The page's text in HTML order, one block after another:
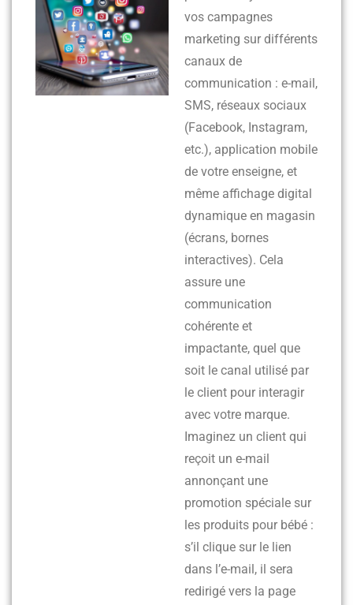
vos campagnes
marketing sur différents
canaux de
communication : e-mail,
SMS, réseaux sociaux
(Facebook, Instagram,
etc.), application mobile
de votre enseigne, et
même affichage digital
dynamique en magasin
(écrans, bornes
interactives). Cela
assure une
communication
cohérente et
impactante, quel que
soit le canal utilisé par
le client pour interagir
avec votre marque.
Imaginez un client qui
reçoit un e-mail
annonçant une
promotion spéciale sur
les produits pour bébé :
s’il clique sur le lien
dans l’e-mail, il sera
redirigé vers la page